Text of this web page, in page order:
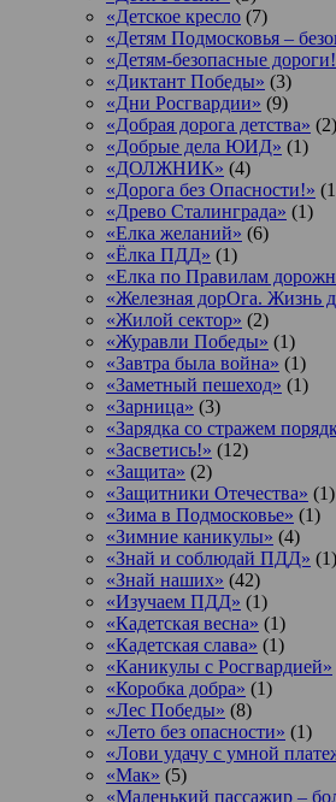
«Детское кресло (7)
«Детям Подмосковья –
«Детям-безопасные
«Диктант Победы» (3)
«Дни Росгвардии» (9)
«Добрая дорога детства» (2)
«Добрые дела ЮИД» (1)
«ДОЛЖНИК» (4)
«Дорога без Опасности!»
«Древо Сталинграда» (1)
«Елка желаний» (6)
«Ёлка ПДД» (1)
«Елка по Правилам
«Железная дорОга. Жизнь
«Жилой сектор» (2)
«Журавли Победы» (1)
«Завтра была война» (1)
«Заметный пешеход» (1)
«Зарница» (3)
«Зарядка со стражем
«Засветись!» (12)
«Защита» (2)
«Защитники Отечества» (1)
«Зима в Подмосковье» (1)
«Зимние каникулы» (4)
«Знай и соблюдай ПДД» (1)
«Знай наших» (42)
«Изучаем ПДД» (1)
«Кадетская весна» (1)
«Кадетская слава» (1)
«Каникулы с Росгвардией»
«Коробка добра» (1)
«Лес Победы» (8)
«Лето без опасности» (1)
«Лови удачу с умной
«Мак» (5)
«Маленький пассажир –